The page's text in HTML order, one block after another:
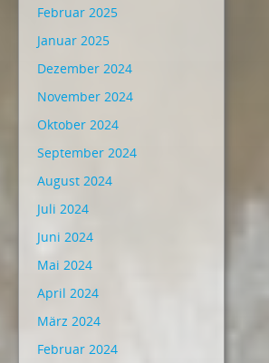
Februar 2025
Januar 2025
Dezember 2024
November 2024
Oktober 2024
September 2024
August 2024
Juli 2024
Juni 2024
Mai 2024
April 2024
März 2024
Februar 2024